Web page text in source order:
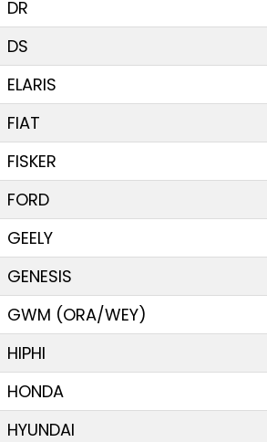
DR
DS
ELARIS
FIAT
FISKER
FORD
GEELY
GENESIS
GWM (ORA/WEY)
HIPHI
HONDA
HYUNDAI